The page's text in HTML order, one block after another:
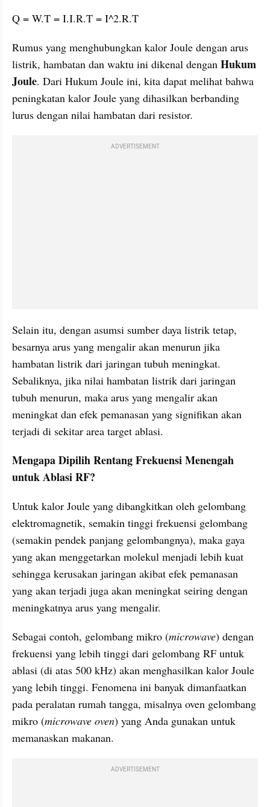
Q = W.T = I.I.R.T = I^2.R.T
Rumus yang menghubungkan kalor Joule dengan arus
listrik, hambatan dan waktu ini dikenal dengan Hukum
Joule. Dari Hukum Joule ini, kita dapat melihat bahwa
peningkatan kalor Joule yang dihasilkan berbanding
lurus dengan nilai hambatan dari resistor.
ADVERTISEMENT
Selain itu, dengan asumsi sumber daya listrik tetap,
besarnya arus yang mengalir akan menurun jika
hambatan listrik dari jaringan tubuh meningkat.
Sebaliknya, jika nilai hambatan listrik dari jaringan
tubuh menurun, maka arus yang mengalir akan
meningkat dan efek pemanasan yang signifikan akan
terjadi di sekitar area target ablasi.
Mengapa Dipilih Rentang Frekuensi Menengah
untuk Ablasi RF?
Untuk kalor Joule yang dibangkitkan oleh gelombang
elektromagnetik, semakin tinggi frekuensi gelombang
(semakin pendek panjang gelombangnya), maka gaya
yang akan menggetarkan molekul menjadi lebih kuat
sehingga kerusakan jaringan akibat efek pemanasan
yang akan terjadi juga akan meningkat seiring dengan
meningkatnya arus yang mengalir.
Sebagai contoh, gelombang mikro (microwave) dengan
frekuensi yang lebih tinggi dari gelombang RF untuk
ablasi (di atas 500 kHz) akan menghasilkan kalor Joule
yang lebih tinggi. Fenomena ini banyak dimanfaatkan
pada peralatan rumah tangga, misalnya oven gelombang
mikro (microwave oven) yang Anda gunakan untuk
memanaskan makanan.
ADVERTISEMENT